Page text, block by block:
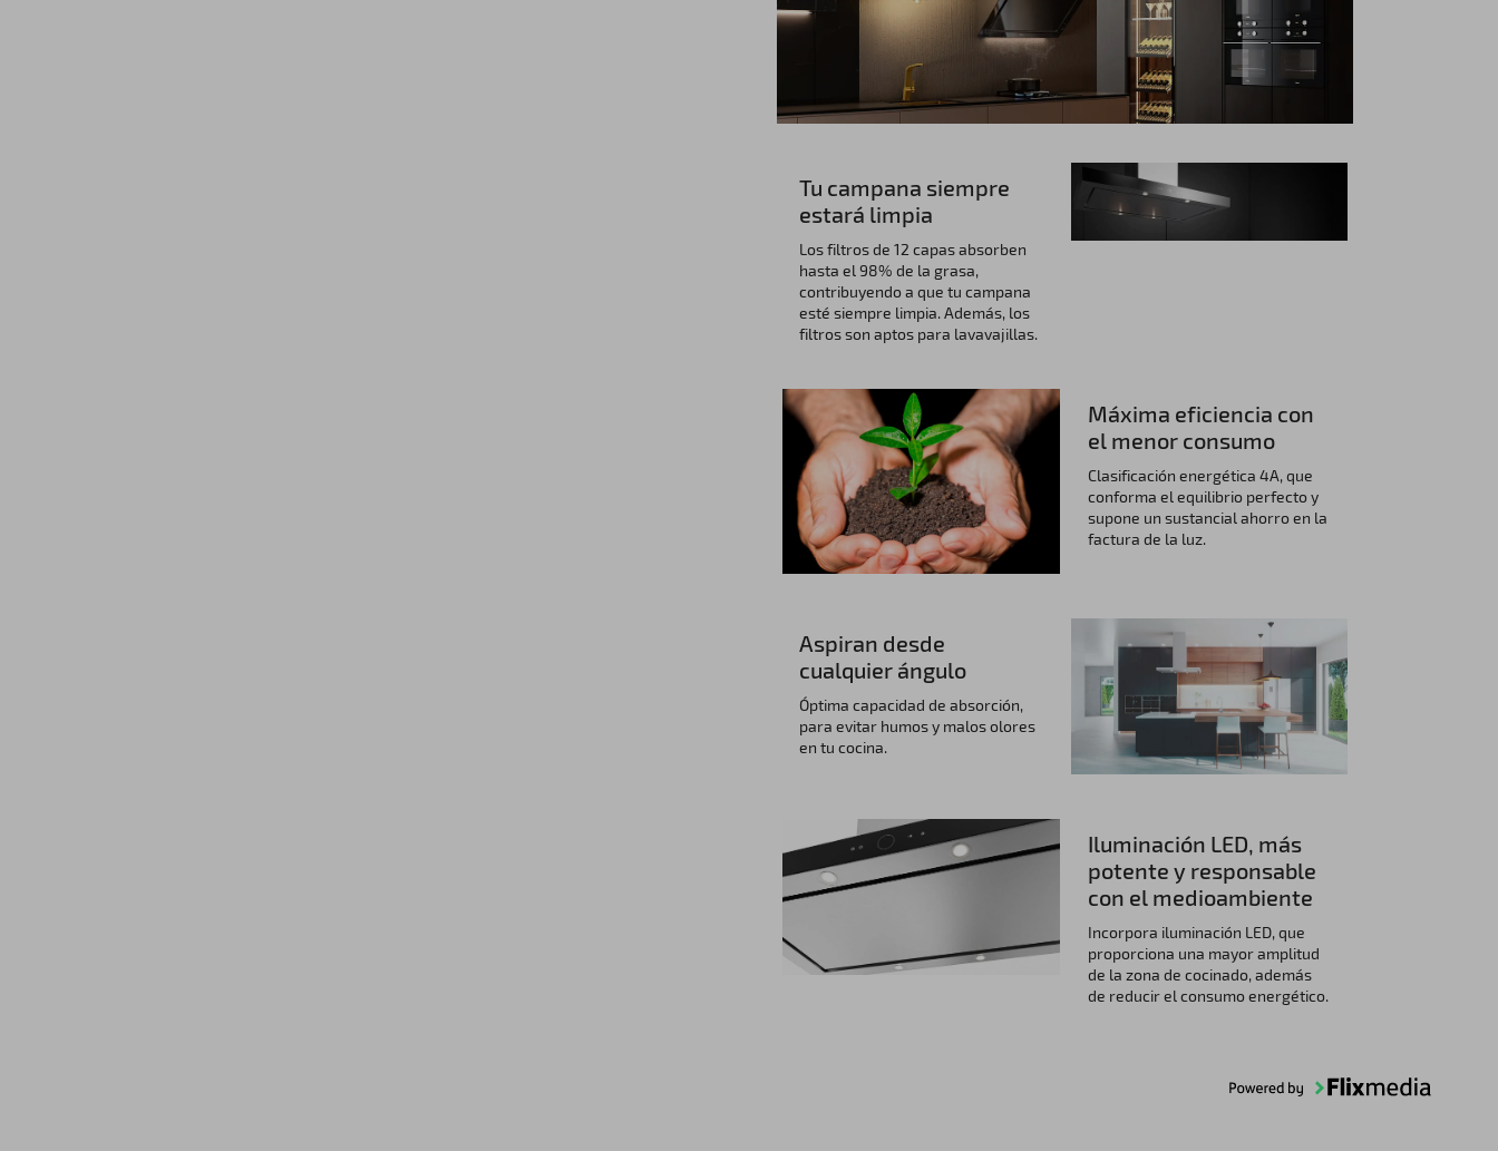
Tu campana siempre
estará limpia
Los filtros de 12 capas absorben
hasta el 98% de la grasa,
contribuyendo a que tu campana
esté siempre limpia. Además, los
filtros son aptos para lavavajillas.
Máxima eficiencia con
el menor consumo
Clasificación energética 4A, que
conforma el equilibrio perfecto y
supone un sustancial ahorro en la
factura de la luz.
Aspiran desde
cualquier ángulo
Óptima capacidad de absorción,
para evitar humos y malos olores
en tu cocina.
Iluminación LED, más
potente y responsable
con el medioambiente
Incorpora iluminación LED, que
proporciona una mayor amplitud
de la zona de cocinado, además
de reducir el consumo energético.